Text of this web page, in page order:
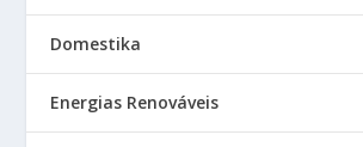
Domestika
Energias Renováveis